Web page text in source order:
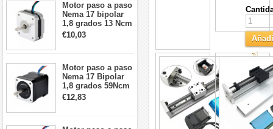
Motor paso a paso
Nema 17 bipolar
1,8 grados 13 Ncm
1A 3,5 V
42x42x20mm 4
€10,03
Motor paso a paso
Nema 17 Bipolar
1,8 grados 59Ncm
2A 42x48mm 4
cables compatible
€12,83
al
de
Etapa
Lineal
con
Guía
de